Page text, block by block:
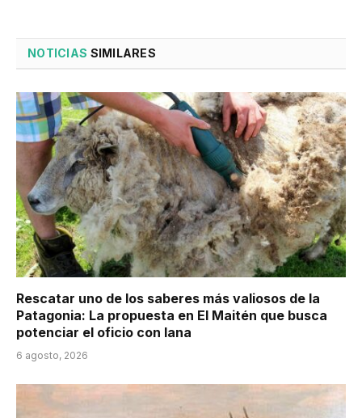
NOTICIAS SIMILARES
Rescatar uno de los saberes más valiosos de la
Patagonia: La propuesta en El Maitén que busca
potenciar el oficio con lana
6 agosto, 2026